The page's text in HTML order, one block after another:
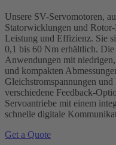
Unsere SV-Servomotoren,
Statorwicklungen und
Leistung und Effizienz. Sie
0,1 bis 60 Nm erhältlich.
Anwendungen mit
und kompakten
Gleichstromspannungen
verschiedene Feedback-
Servoantriebe mit einem
schnelle digitale
Get a Quote